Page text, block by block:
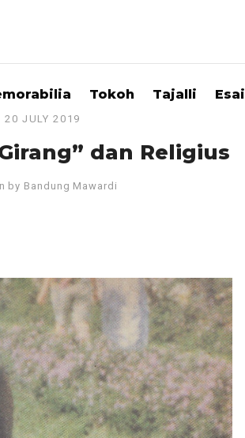
Tokoh Tajalli Esai
20 JULY 2019
dan Religius
by Bandung Mawardi